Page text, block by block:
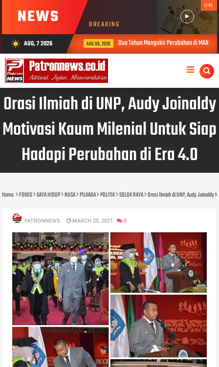
NEWS BREAKING
LIVE
wb_sunny AUG, 7 2026 AUG 06, 2026 Dua Tahun Mengukir Perubahan di MAN 2 Solok,
Orasi Ilmiah di UNP, Audy Joinaldy
Motivasi Kaum Milenial Untuk Siap
Hadapi Perubahan di Era 4.0
Home FOKUS GAYA HIDUP NUSA PILKADA POLITIK SOLOK RAYA Orasi Ilmiah di UNP, Audy Joinaldy
PATRONNEWS MARCH 20, 2021 0